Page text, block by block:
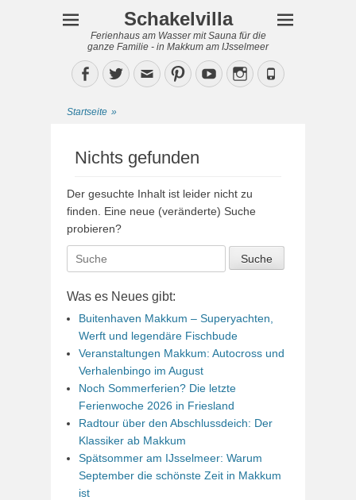
Schakelvilla
Ferienhaus am Wasser mit Sauna für die
ganze Familie - in Makkum am IJsselmeer
Facebook
TwitterEmailPinterestYouTubeInstagram
Phone
Startseite »
Nichts gefunden
Der gesuchte Inhalt ist leider nicht zu
finden. Eine neue (veränderte) Suche
probieren?
Suche
nach:
Was es Neues gibt:
Buitenhaven Makkum – Superyachten,
Werft und legendäre Fischbude
Veranstaltungen Makkum: Autocross und
Verhalenbingo im August
Noch Sommerferien? Die letzte
Ferienwoche 2026 in Friesland
Radtour über den Abschlussdeich: Der
Klassiker ab Makkum
Spätsommer am IJsselmeer: Warum
September die schönste Zeit in Makkum
ist